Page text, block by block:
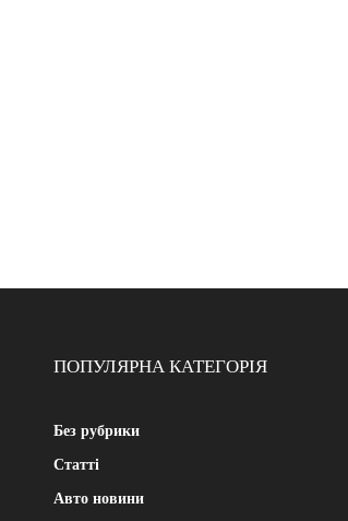
ПОПУЛЯРНА КАТЕГОРІЯ
Без рубрики
Статті
Авто новини